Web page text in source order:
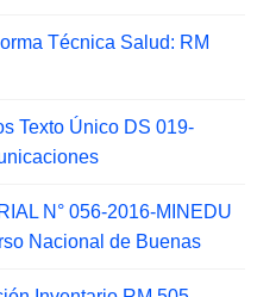
Técnica Salud: RM
Texto Único DS 019-
N° 056-2016-MINEDU
Nacional de Buenas